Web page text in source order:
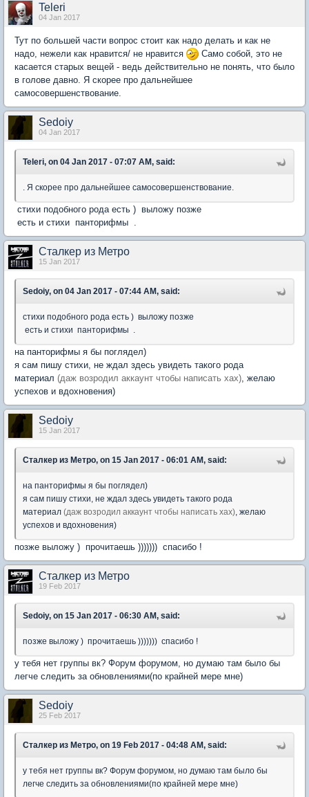
Teleri
04 Jan 2017
Тут по большей части вопрос стоит как надо делать и как не
надо, нежели как нравится/ не нравится
Само собой, это не
касается старых вещей - ведь действительно не понять, что было
в голове давно. Я скорее про дальнейшее
самосовершенствование.
Sedoiy
04 Jan 2017
Teleri, on 04 Jan 2017 - 07:07 AM, said:
. Я скорее про дальнейшее самосовершенствование.
стихи подобного рода есть ) выложу позже
есть и стихи панторифмы .
Сталкер из Метро
15 Jan 2017
Sedoiy, on 04 Jan 2017 - 07:44 AM, said:
стихи подобного рода есть ) выложу позже
есть и стихи панторифмы .
на панторифмы я бы поглядел)
я сам пишу стихи, не ждал здесь увидеть такого рода
материал (даж возродил аккаунт чтобы написать хах), желаю
успехов и вдохновения)
Sedoiy
15 Jan 2017
Сталкер из Метро, on 15 Jan 2017 - 06:01 AM, said:
на панторифмы я бы поглядел)
я сам пишу стихи, не ждал здесь увидеть такого рода
материал (даж возродил аккаунт чтобы написать хах), желаю
успехов и вдохновения)
позже выложу ) прочитаешь ))))))) спасибо !
Сталкер из Метро
19 Feb 2017
Sedoiy, on 15 Jan 2017 - 06:30 AM, said:
позже выложу ) прочитаешь ))))))) спасибо !
у тебя нет группы вк? Форум форумом, но думаю там было бы
легче следить за обновлениями(по крайней мере мне)
Sedoiy
25 Feb 2017
Сталкер из Метро, on 19 Feb 2017 - 04:48 AM, said:
у тебя нет группы вк? Форум форумом, но думаю там было бы
легче следить за обновлениями(по крайней мере мне)